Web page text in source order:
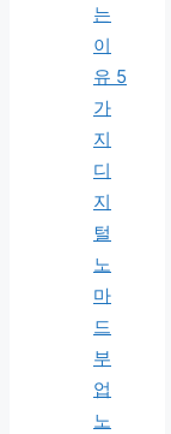
는
이
유 5
가
지
디
지
털
노
마
드
부
업
노